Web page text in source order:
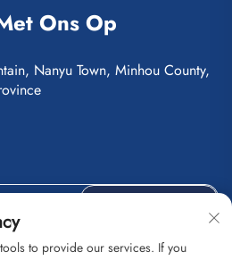
Ons Op
Nanyu Town, Minhou County,
to provide our services. If you